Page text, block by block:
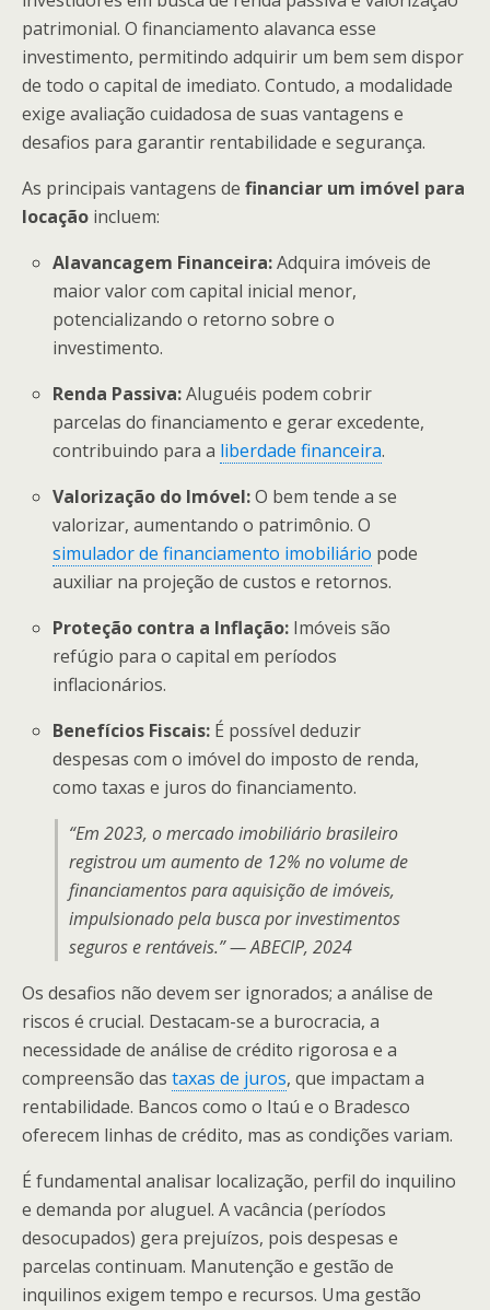
patrimonial. O financiamento alavanca esse
investimento, permitindo adquirir um bem sem dispor
de todo o capital de imediato. Contudo, a modalidade
exige avaliação cuidadosa de suas vantagens e
desafios para garantir rentabilidade e segurança.
As principais vantagens de financiar um imóvel para
locação incluem:
Alavancagem Financeira:Adquira imóveis de
maior valor com capital inicial menor,
potencializando o retorno sobre o
investimento.
Renda Passiva:Aluguéis podem cobrir
parcelas do financiamento e gerar excedente,
contribuindo para a liberdade financeira.
Valorização do Imóvel:O bem tende a se
valorizar, aumentando o patrimônio. O
simulador de financiamento imobiliário pode
auxiliar na projeção de custos e retornos.
Proteção contra a Inflação: Imóveis são
refúgio para o capital em períodos
inflacionários.
Benefícios Fiscais: É possível deduzir
despesas com o imóvel do imposto de renda,
como taxas e juros do financiamento.
“Em 2023, o mercado imobiliário brasileiro
registrou um aumento de 12% no volume de
financiamentos para aquisição de imóveis,
impulsionado pela busca por investimentos
seguros e rentáveis.” — ABECIP, 2024
Os desafios não devem ser ignorados; a análise de
riscos é crucial. Destacam-se a burocracia, a
necessidade de análise de crédito rigorosa e a
compreensão das taxas de juros, que impactam a
rentabilidade. Bancos como o Itaú e o Bradesco
oferecem linhas de crédito, mas as condições variam.
É fundamental analisar localização, perfil do inquilino
e demanda por aluguel. A vacância (períodos
desocupados) gera prejuízos, pois despesas e
parcelas continuam. Manutenção e gestão de
inquilinos exigem tempo e recursos. Uma gestão